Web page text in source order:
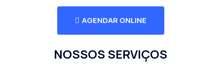
AGENDAR ONLINE
NOSSOS SERVIÇOS